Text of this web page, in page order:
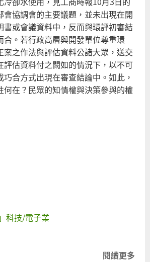
會協調會的主要議題，並未出現在開
書或會議資料中，反而與環評初審結
合。若行政高層與開發單位尊重環
案之作法與評估資料公諸大眾，送交
評估資料付之闕如的情況下，以不可
合方式出現在審查結論中。如此，
何在？民眾的知情權與決策參與的權
科技/電子業
閱讀更多